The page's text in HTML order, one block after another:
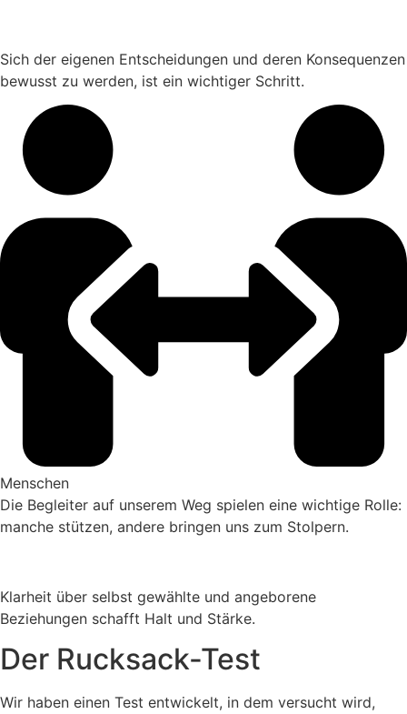
Sich der eigenen Entscheidungen und deren Konsequenzen
bewusst zu werden, ist ein wichtiger Schritt.
Menschen
Die Begleiter auf unserem Weg spielen eine wichtige Rolle:
manche stützen, andere bringen uns zum Stolpern.
Klarheit über selbst gewählte und angeborene
Beziehungen schafft Halt und Stärke.
Der Rucksack-Test
Wir haben einen Test entwickelt, in dem versucht wird,